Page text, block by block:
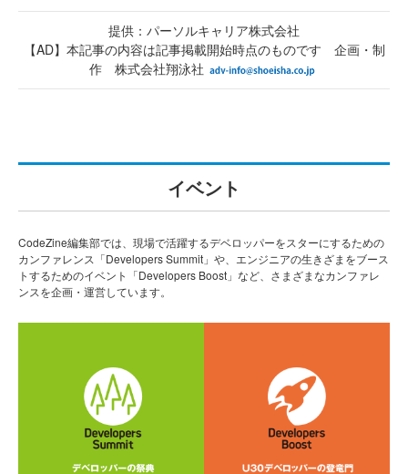
提供：パーソルキャリア株式会社
【AD】本記事の内容は記事掲載開始時点のものです 企画・制
作 株式会社翔泳社
イベント
CodeZine編集部では、現場で活躍するデベロッパーをスターにするための
カンファレンス「Developers Summit」や、エンジニアの生きざまをブース
トするためのイベント「Developers Boost」など、さまざまなカンファレ
ンスを企画・運営しています。